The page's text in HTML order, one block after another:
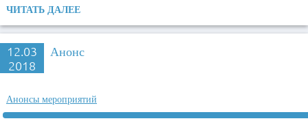
ЧИТАТЬ ДАЛЕЕ
12.03
2018
Анонс
Анонсы мероприятий